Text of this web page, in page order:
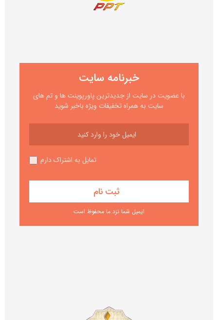
خبرنامه سایت
با عضویت در سایت از جدیدترین پاورپوینت ها و تم های
سایت به همراه تخفیفات ویژه باخبر شوید
تمایل به اشتراک دارم
ایمیل شما نزد ما محفوظ است